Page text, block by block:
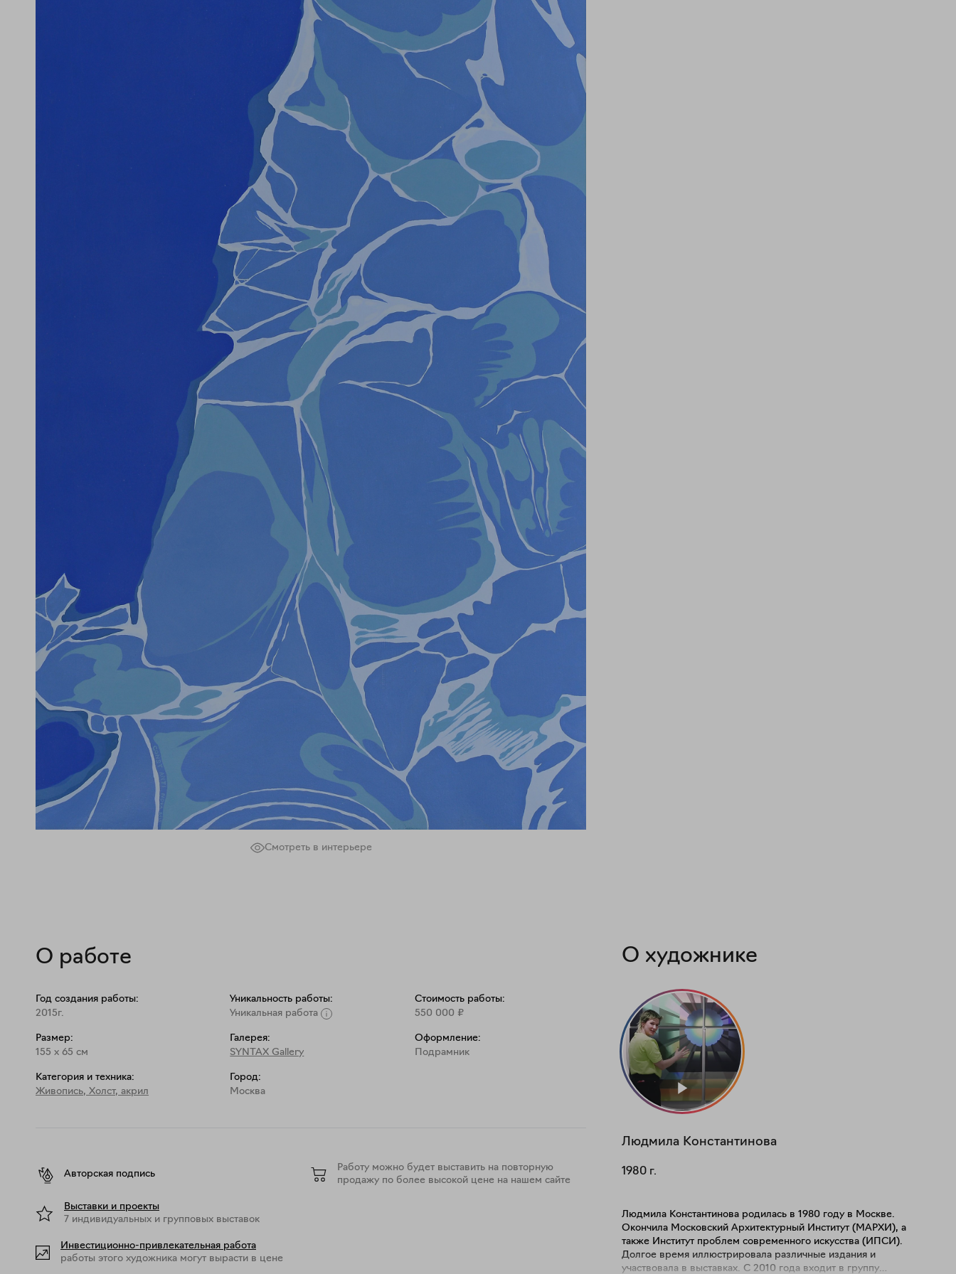
Смотреть в интерьере
О работе
Год создания работы:
2015г.
Размер:
155 x 65 см
Категория и техника:
Живопись, Холст, акрил
Уникальность работы:
Уникальная работа
Галерея:
SYNTAX Gallery
Город:
Москва
Стоимость работы:
550 000 ₽
Оформление:
Подрамник
Авторская подпись
Выставки и проекты
7 индивидуальных и групповых выставок
Инвестиционно-привлекательная работа
работы этого художника могут вырасти в цене
Работу можно будет выставить на повторную
продажу по более высокой цене на нашем сайте
О художнике
Людмила Константинова
1980 г.
Людмила Константинова родилась в 1980 году в Москве.
Окончила Московский Архитектурный Институт (МАРХИ), а
также Институт проблем современного искусства (ИПСИ).
Долгое время иллюстрировала различные издания и
участвовала в выставках. С 2010 года входит в группу